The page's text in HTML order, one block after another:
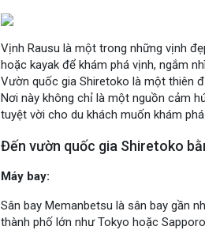
Vịnh Rausu là một trong những vịnh
hoặc kayak để khám phá vịnh, ngắm
Vườn quốc gia Shiretoko là một thiên
Nơi này không chỉ là một nguồn cảm
tuyệt vời cho du khách muốn khám
Đến vườn quốc gia Shiretoko
Máy bay:
Sân bay Memanbetsu là sân bay gần
thành phố lớn như Tokyo hoặc